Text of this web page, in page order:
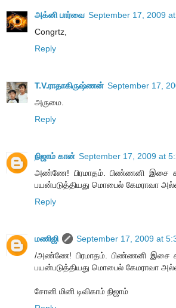
அக்னி பார்வை September 17, 2009
Congrtz,
Reply
T.V.ராதாகிருஷ்ணன் September 17,
அருமை.
Reply
நிஜாம் கான் September 17, 2009 at
அண்ணே! பிரமாதம். பிண்ணனி இசை
பயன்படுத்தியது மொபைல் கேமராவா
Reply
மணிஜி
September 17, 2009 at
/அண்ணே! பிரமாதம். பிண்ணனி இசை
பயன்படுத்தியது மொபைல் கேமராவா
சோனி மினி டிவிகாம் நிஜாம்